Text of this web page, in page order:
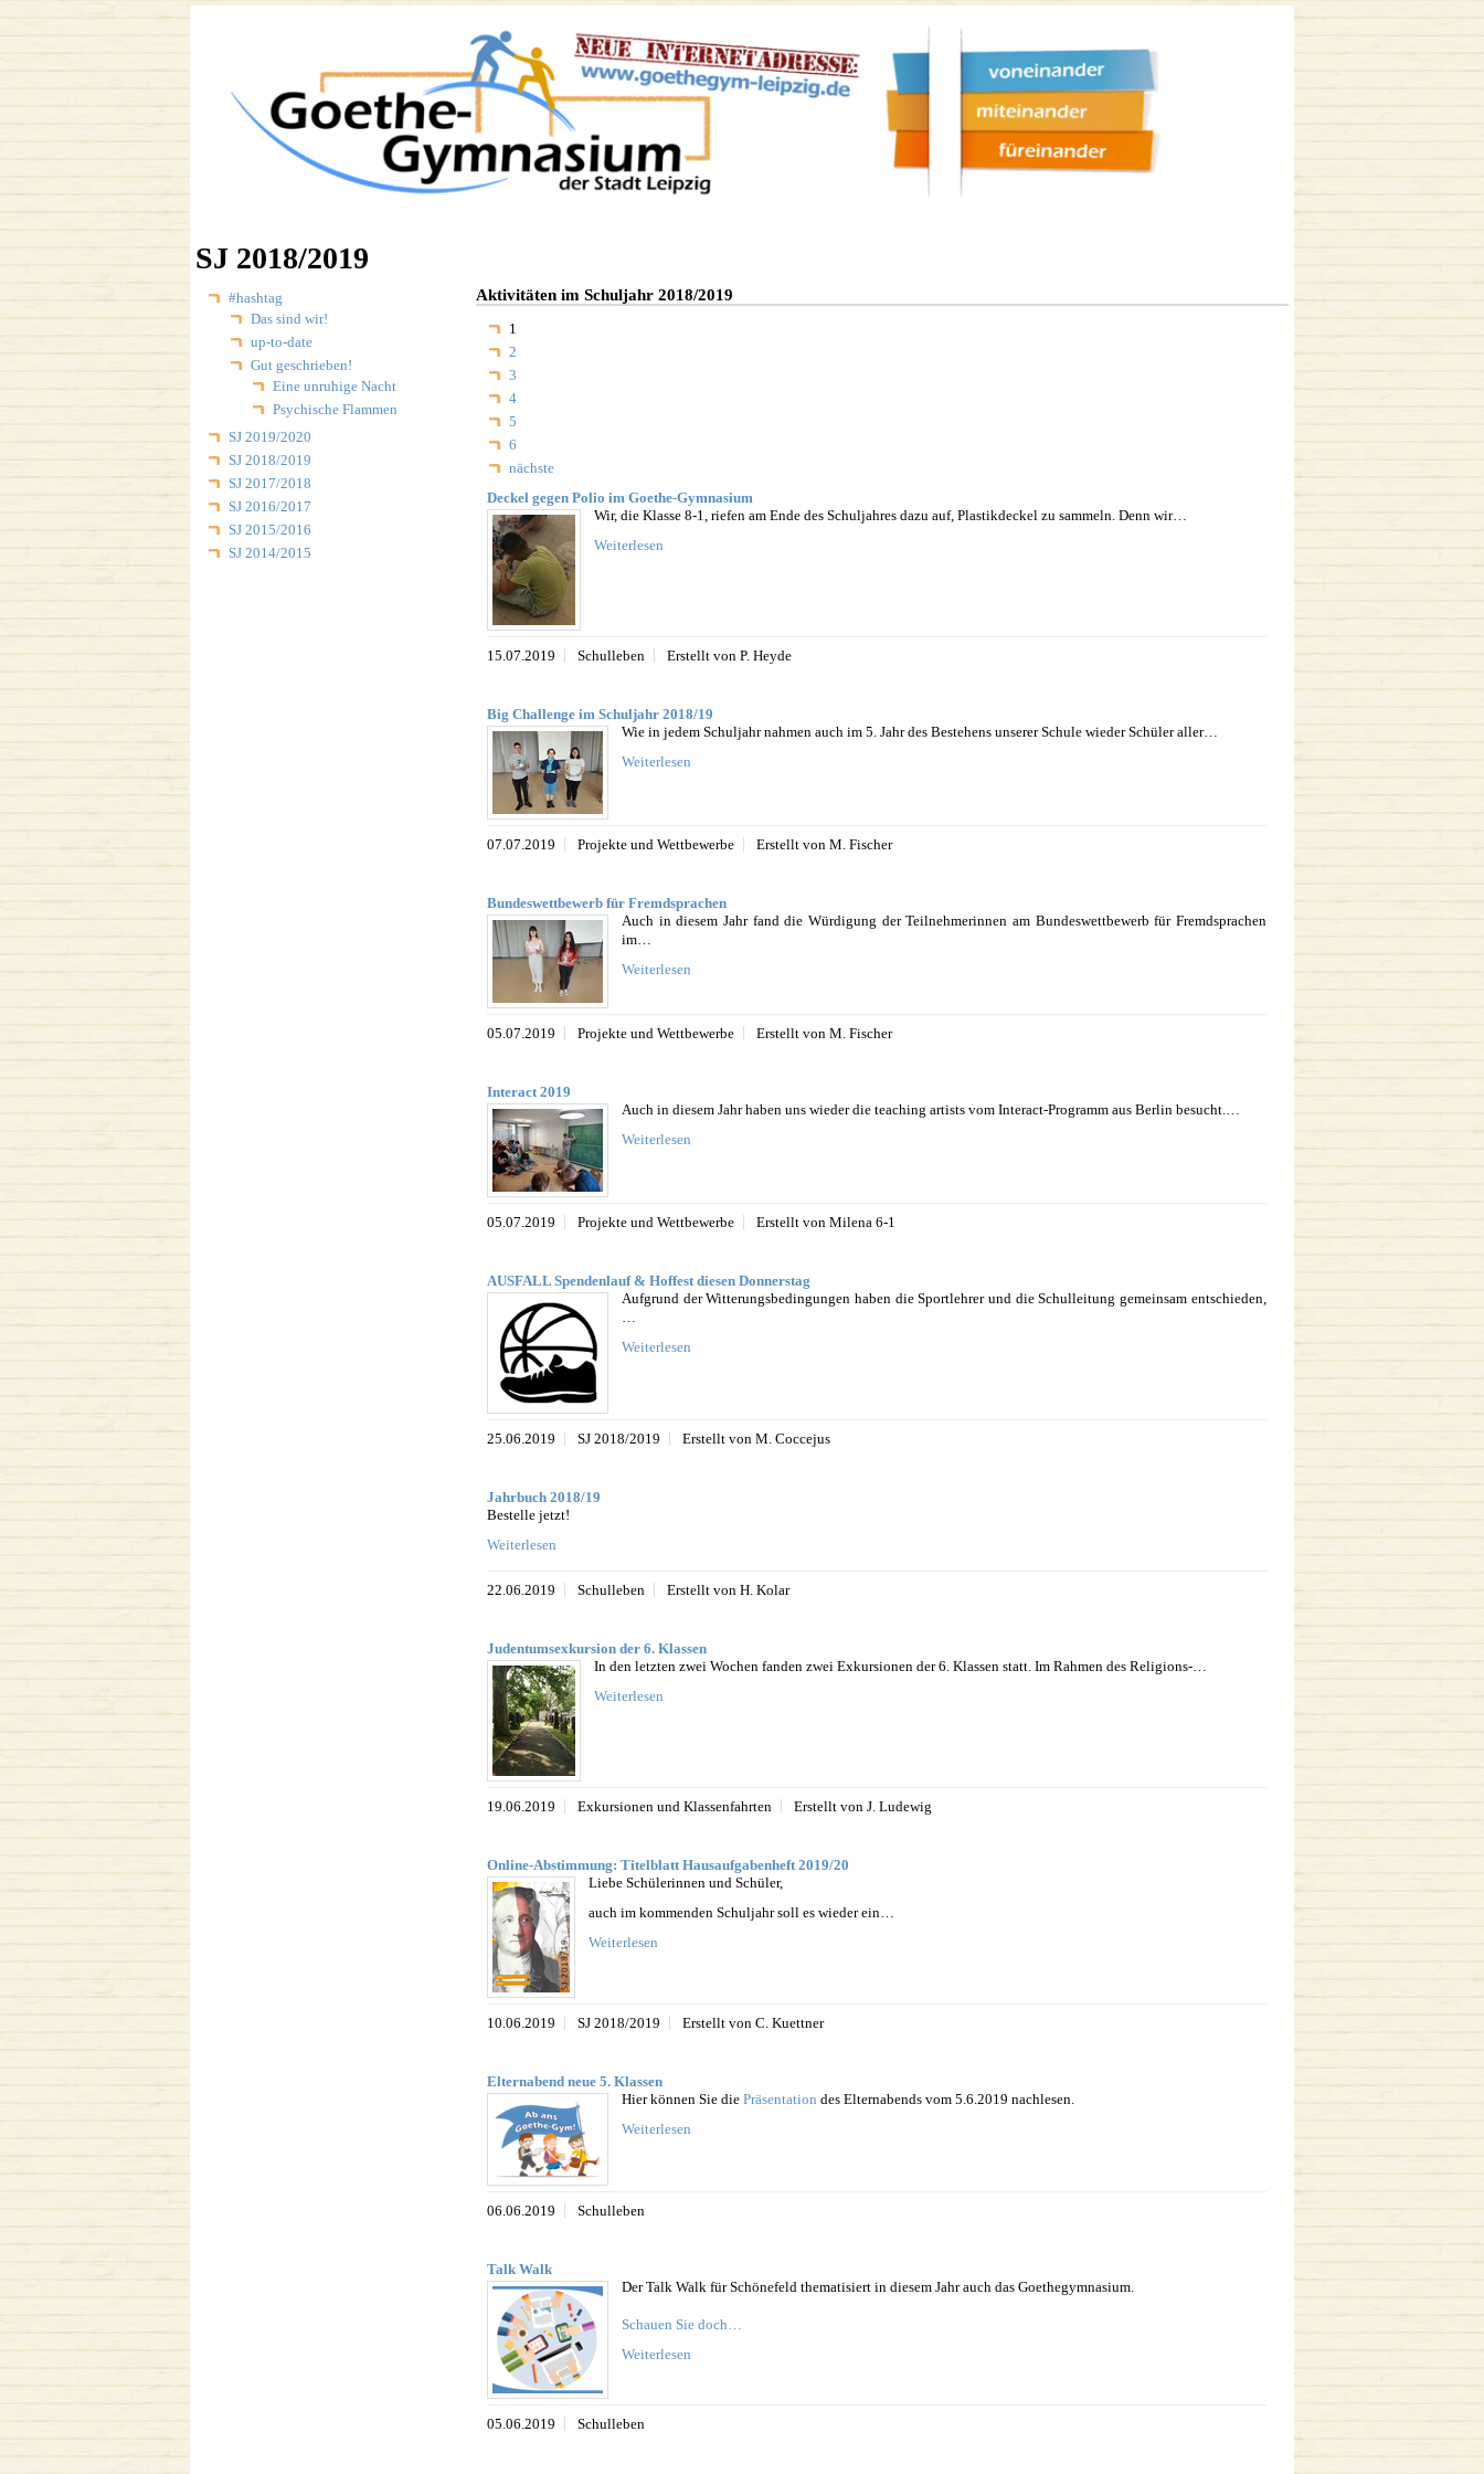
SJ 2018/2019
#hashtag
Das sind wir!
up-to-date
Gut geschrieben!
Eine unruhige Nacht
Psychische Flammen
SJ 2019/2020
SJ 2018/2019
SJ 2017/2018
SJ 2016/2017
SJ 2015/2016
SJ 2014/2015
Aktivitäten im Schuljahr 2018/2019
1
2
3
4
5
6
nächste
Deckel gegen Polio im Goethe-Gymnasium
Wir, die Klasse 8-1, riefen am Ende des Schuljahres dazu auf, Plastikdeckel zu sammeln. Denn wir…
Weiterlesen
15.07.2019 Schulleben Erstellt von P. Heyde
Big Challenge im Schuljahr 2018/19
Wie in jedem Schuljahr nahmen auch im 5. Jahr des Bestehens unserer Schule wieder Schüler aller…
Weiterlesen
07.07.2019 Projekte und Wettbewerbe Erstellt von M. Fischer
Bundeswettbewerb für Fremdsprachen
Auch in diesem Jahr fand die Würdigung der Teilnehmerinnen am Bundeswettbewerb für Fremdsprachen
im…
Weiterlesen
05.07.2019 Projekte und Wettbewerbe Erstellt von M. Fischer
Interact 2019
Auch in diesem Jahr haben uns wieder die teaching artists vom Interact-Programm aus Berlin besucht.…
Weiterlesen
05.07.2019 Projekte und Wettbewerbe Erstellt von Milena 6-1
AUSFALL Spendenlauf & Hoffest diesen Donnerstag
Aufgrund der Witterungsbedingungen haben die Sportlehrer und die Schulleitung gemeinsam entschieden,
…
Weiterlesen
25.06.2019 SJ 2018/2019 Erstellt von M. Coccejus
Jahrbuch 2018/19
Bestelle jetzt!
Weiterlesen
22.06.2019 Schulleben Erstellt von H. Kolar
Judentumsexkursion der 6. Klassen
In den letzten zwei Wochen fanden zwei Exkursionen der 6. Klassen statt. Im Rahmen des Religions-…
Weiterlesen
19.06.2019 Exkursionen und Klassenfahrten Erstellt von J. Ludewig
Online-Abstimmung: Titelblatt Hausaufgabenheft 2019/20
Liebe Schülerinnen und Schüler,
auch im kommenden Schuljahr soll es wieder ein…
Weiterlesen
10.06.2019 SJ 2018/2019 Erstellt von C. Kuettner
Elternabend neue 5. Klassen
Hier können Sie die Präsentation des Elternabends vom 5.6.2019 nachlesen.
Weiterlesen
06.06.2019 Schulleben
Talk Walk
Der Talk Walk für Schönefeld thematisiert in diesem Jahr auch das Goethegymnasium.
Schauen Sie doch…
Weiterlesen
05.06.2019 Schulleben